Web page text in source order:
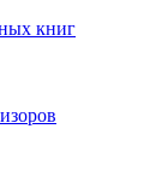
книг